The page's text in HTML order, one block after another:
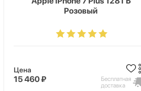
Розовый
Цена
15 460 ₽
Бесплатная
доставка